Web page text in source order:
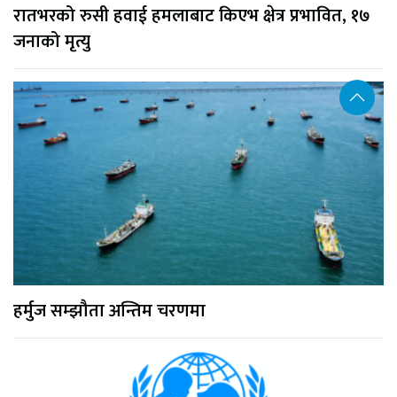
रातभरको रुसी हवाई हमलाबाट किएभ क्षेत्र प्रभावित, १७
जनाको मृत्यु
हर्मुज सम्झौता अन्तिम चरणमा